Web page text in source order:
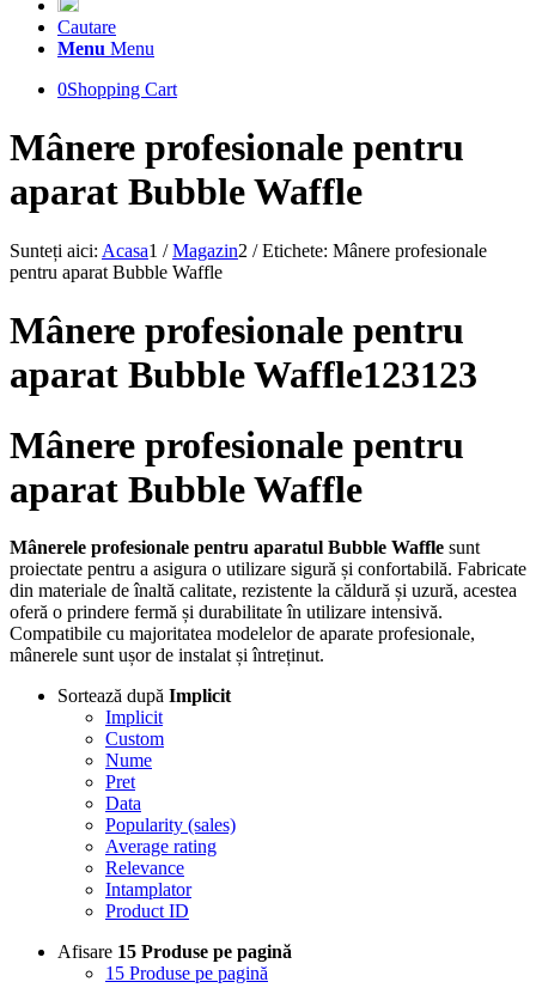
Cautare
Menu Menu
0Shopping Cart
Mânere profesionale pentru
aparat Bubble Waffle
Sunteți aici: Acasa1 / Magazin2 / Etichete: Mânere profesionale
pentru aparat Bubble Waffle
Mânere profesionale pentru
aparat Bubble Waffle123123
Mânere profesionale pentru
aparat Bubble Waffle
Mânerele profesionale pentru aparatul Bubble Waffle sunt
proiectate pentru a asigura o utilizare sigură și confortabilă. Fabricate
din materiale de înaltă calitate, rezistente la căldură și uzură, acestea
oferă o prindere fermă și durabilitate în utilizare intensivă.
Compatibile cu majoritatea modelelor de aparate profesionale,
mânerele sunt ușor de instalat și întreținut.
Sortează după Implicit
Implicit
Custom
Nume
Pret
Data
Popularity (sales)
Average rating
Relevance
Intamplator
Product ID
Afisare 15 Produse pe pagină
15 Produse pe pagină